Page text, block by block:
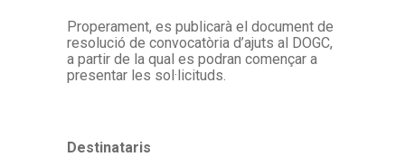
Properament, es publicarà el document de
resolució de convocatòria d’ajuts al DOGC,
a partir de la qual es podran començar a
presentar les sol·licituds.
Destinataris